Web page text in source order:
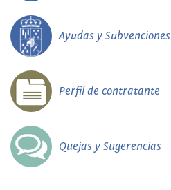
Ayudas y Subvenciones
Perfil de contratante
Quejas y Sugerencias